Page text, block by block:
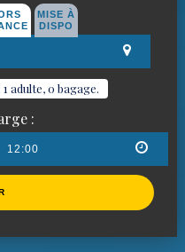
MISE À
DISPO
adulte, 0 bagage.
: